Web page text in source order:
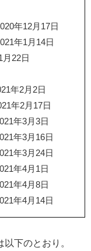
年12月17日
年1月14日
月22日
年2月2日
年2月17日
年3月3日
年3月16日
年3月24日
年4月1日
年4月8日
年4月14日
下のとおり。